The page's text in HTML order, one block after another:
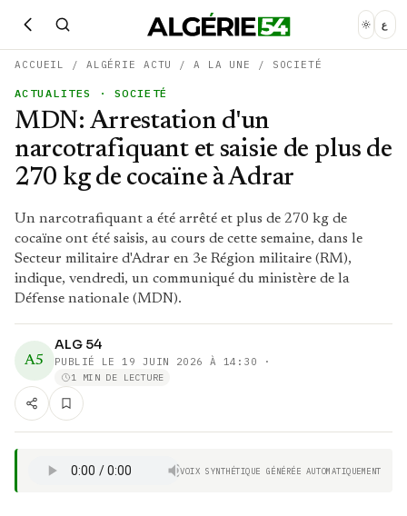
ع
ACCUEIL / ALGÉRIE ACTU /A LA UNE / SOCIETÉ
ACTUALITES · SOCIETÉ
MDN: Arrestation d'un
narcotrafiquant et saisie de plus de
270 kg de cocaïne à Adrar
Un narcotrafiquant a été arrêté et plus de 270 kg de
cocaïne ont été saisis, au cours de cette semaine, dans le
Secteur militaire d'Adrar en 3e Région militaire (RM),
indique, vendredi, un communiqué du ministère de la
Défense nationale (MDN).
A5
ALG 54
PUBLIÉ LE 19 JUIN 2026 À 14:30 ·
1 MIN DE LECTURE
VOIX SYNTHÉTIQUE GÉNÉRÉE AUTOMATIQUEMENT